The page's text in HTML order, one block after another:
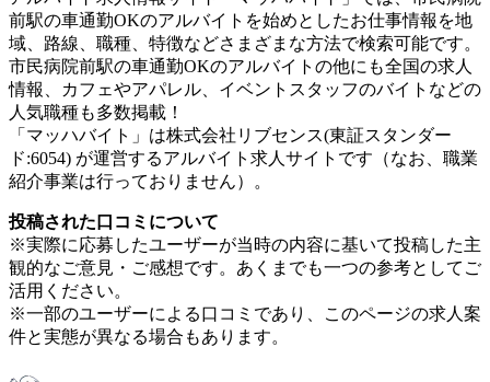
前駅の車通勤OKのアルバイトを始めとしたお仕事情報を地
域、路線、職種、特徴などさまざまな方法で検索可能です。
市民病院前駅の車通勤OKのアルバイトの他にも全国の求人
情報、カフェやアパレル、イベントスタッフのバイトなどの
人気職種も多数掲載！
「マッハバイト」は株式会社リブセンス(東証スタンダー
ド:6054) が運営するアルバイト求人サイトです（なお、職業
紹介事業は行っておりません）。
投稿された口コミについて
※実際に応募したユーザーが当時の内容に基いて投稿した主
観的なご意見・ご感想です。あくまでも一つの参考としてご
活用ください。
※一部のユーザーによる口コミであり、このページの求人案
件と実態が異なる場合もあります。